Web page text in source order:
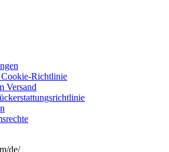
Richtlinie
Versand
de/